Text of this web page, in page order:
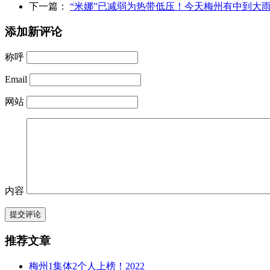
下一篇： “米娜”已减弱为热带低压！今天梅州有中到大
添加新评论
称呼
Email
网站
内容
提交评论
推荐文章
梅州1集体2个人上榜！2022